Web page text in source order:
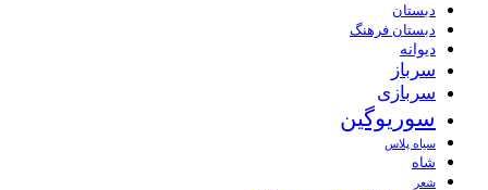
دبستان
دبستان فرهنگ
دیوانه
سرباز
سربازی
سوریوگین
سیاه پلاس
شاه
شعر